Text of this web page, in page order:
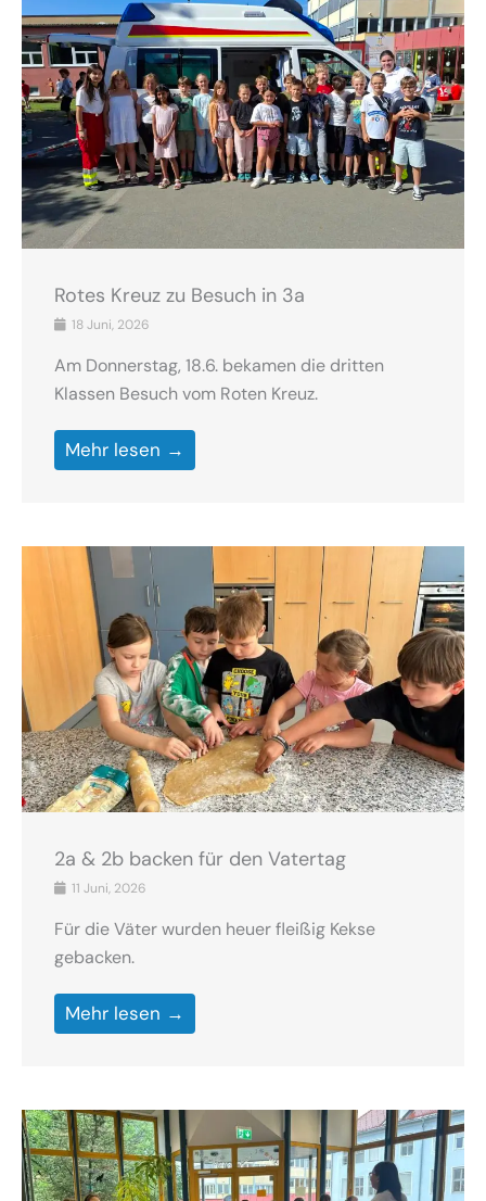
Rotes Kreuz zu Besuch in 3a
18 Juni, 2026
Am Donnerstag, 18.6. bekamen die dritten
Klassen Besuch vom Roten Kreuz.
Mehr lesen →
2a & 2b backen für den Vatertag
11 Juni, 2026
Für die Väter wurden heuer fleißig Kekse
gebacken.
Mehr lesen →